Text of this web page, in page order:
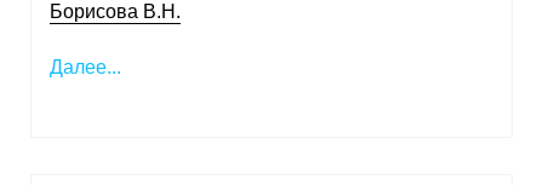
Борисова В.Н.
Далее...